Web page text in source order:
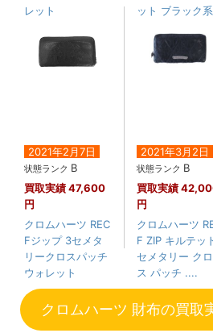
レット
ット ブラック系
2021年2月7日
状態ランク B
買取実績47,600
円
クロムハーツ REC
Fジップ 3セメタ
リークロスパッチ
ウォレット
2021年3月2日
状態ランク B
買取実績
円
クロムハーツ
F ZIP キルテッ
セメタリー クロ
ス パッチ ....
クロムハーツ 財布の買取